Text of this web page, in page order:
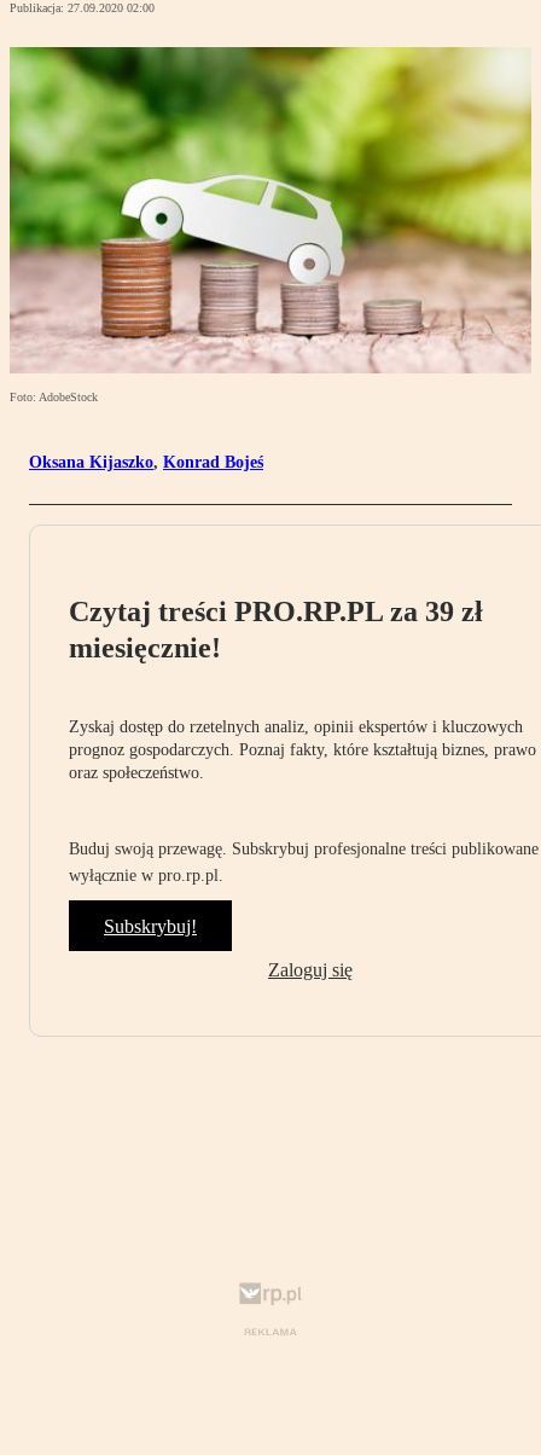
Publikacja: 27.09.2020 02:00
Foto: AdobeStock
Oksana Kijaszko, Konrad Bojeś
Czytaj treści PRO.RP.PL za 39 zł
miesięcznie!
Zyskaj dostęp do rzetelnych analiz, opinii ekspertów i kluczowych
prognoz gospodarczych. Poznaj fakty, które kształtują biznes, prawo
oraz społeczeństwo.
Buduj swoją przewagę. Subskrybuj profesjonalne treści publikowane
wyłącznie w pro.rp.pl.
Subskrybuj!
Zaloguj się